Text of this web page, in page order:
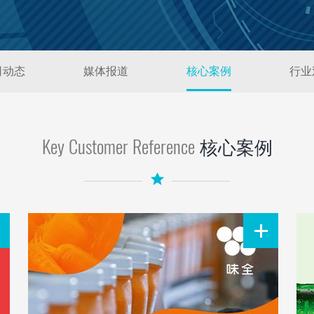
动态 媒体报道 核心案例 行业
Key Customer Reference 核心案例